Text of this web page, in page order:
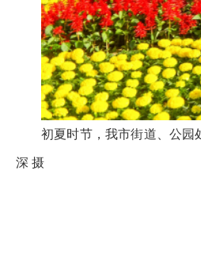
初夏时节，我市街道、公园
深 摄